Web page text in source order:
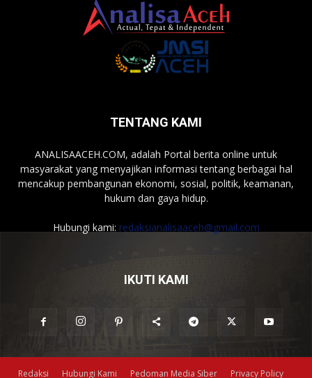
TENTANG KAMI
ANALISAACEH.COM, adalah Portal berita online untuk
masyarakat yang menyajikan informasi tentang berbagai hal
mencakup pembangunan ekonomi, sosial, politik, keamanan,
hukum dan gaya hidup.
Hubungi kami: redaksianalisaaceh@gmail.com
IKUTI KAMI
Redaksi Hubungi Kami Pedoman Media Siber Privacy Policy